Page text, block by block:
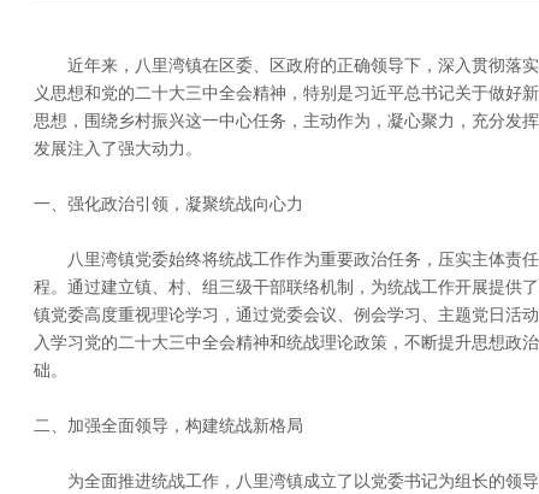
近年来，八里湾镇在区委、区政府的正确领导下，深入贯彻落
义思想和党的二十大三中全会精神，特别是习近平总书记关于做好
思想，围绕乡村振兴这一中心任务，主动作为，凝心聚力，充分发
发展注入了强大动力。
一、强化政治引领，凝聚统战向心力
八里湾镇党委始终将统战工作作为重要政治任务，压实主体责
程。通过建立镇、村、组三级干部联络机制，为统战工作开展提供
镇党委高度重视理论学习，通过党委会议、例会学习、主题党日活
入学习党的二十大三中全会精神和统战理论政策，不断提升思想政
础。
二、加强全面领导，构建统战新格局
为全面推进统战工作，八里湾镇成立了以党委书记为组长的领